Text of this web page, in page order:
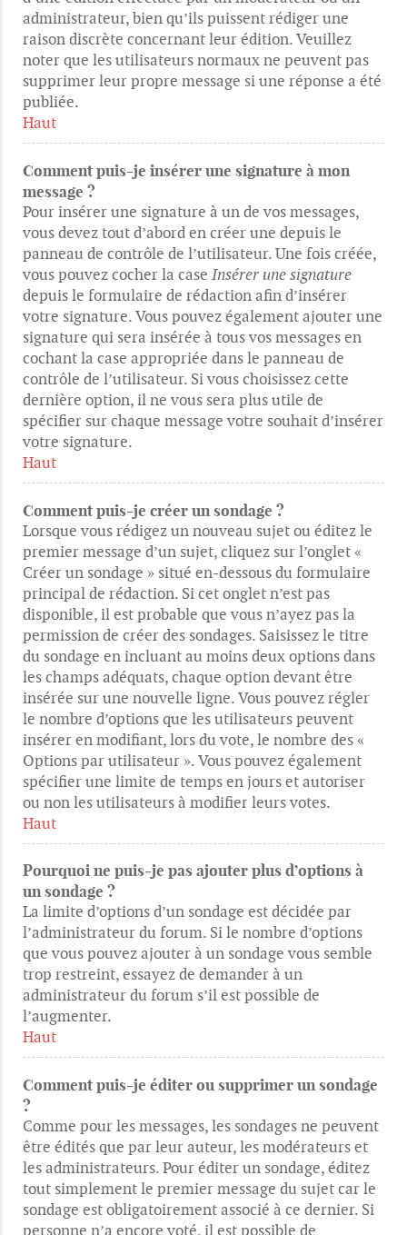
administrateur, bien qu’ils puissent rédiger une
raison discrète concernant leur édition. Veuillez
noter que les utilisateurs normaux ne peuvent pas
supprimer leur propre message si une réponse a été
publiée.
Haut
Comment puis-je insérer une signature à mon
message ?
Pour insérer une signature à un de vos messages,
vous devez tout d’abord en créer une depuis le
panneau de contrôle de l’utilisateur. Une fois créée,
vous pouvez cocher la case Insérer une signature
depuis le formulaire de rédaction afin d’insérer
votre signature. Vous pouvez également ajouter une
signature qui sera insérée à tous vos messages en
cochant la case appropriée dans le panneau de
contrôle de l’utilisateur. Si vous choisissez cette
dernière option, il ne vous sera plus utile de
spécifier sur chaque message votre souhait d’insérer
votre signature.
Haut
Comment puis-je créer un sondage ?
Lorsque vous rédigez un nouveau sujet ou éditez le
premier message d’un sujet, cliquez sur l’onglet «
Créer un sondage » situé en-dessous du formulaire
principal de rédaction. Si cet onglet n’est pas
disponible, il est probable que vous n’ayez pas la
permission de créer des sondages. Saisissez le titre
du sondage en incluant au moins deux options dans
les champs adéquats, chaque option devant être
insérée sur une nouvelle ligne. Vous pouvez régler
le nombre d’options que les utilisateurs peuvent
insérer en modifiant, lors du vote, le nombre des «
Options par utilisateur ». Vous pouvez également
spécifier une limite de temps en jours et autoriser
ou non les utilisateurs à modifier leurs votes.
Haut
Pourquoi ne puis-je pas ajouter plus d’options à
un sondage ?
La limite d’options d’un sondage est décidée par
l’administrateur du forum. Si le nombre d’options
que vous pouvez ajouter à un sondage vous semble
trop restreint, essayez de demander à un
administrateur du forum s’il est possible de
l’augmenter.
Haut
Comment puis-je éditer ou supprimer un sondage
?
Comme pour les messages, les sondages ne peuvent
être édités que par leur auteur, les modérateurs et
les administrateurs. Pour éditer un sondage, éditez
tout simplement le premier message du sujet car le
sondage est obligatoirement associé à ce dernier. Si
personne n’a encore voté, il est possible de